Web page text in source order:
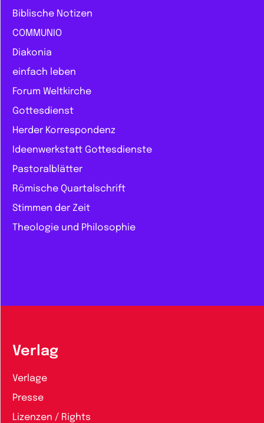
Biblische Notizen
COMMUNIO
Diakonia
einfach leben
Forum Weltkirche
Gottesdienst
Herder Korrespondenz
Ideenwerkstatt Gottesdienste
Pastoralblätter
Römische Quartalschrift
Stimmen der Zeit
Theologie und Philosophie
Verlag
Verlage
Presse
Lizenzen / Rights